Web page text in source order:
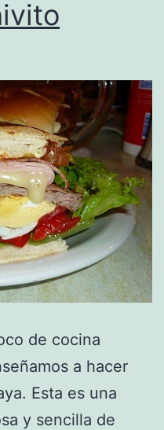
de cocina
a hacer
Esta es una
y sencilla de